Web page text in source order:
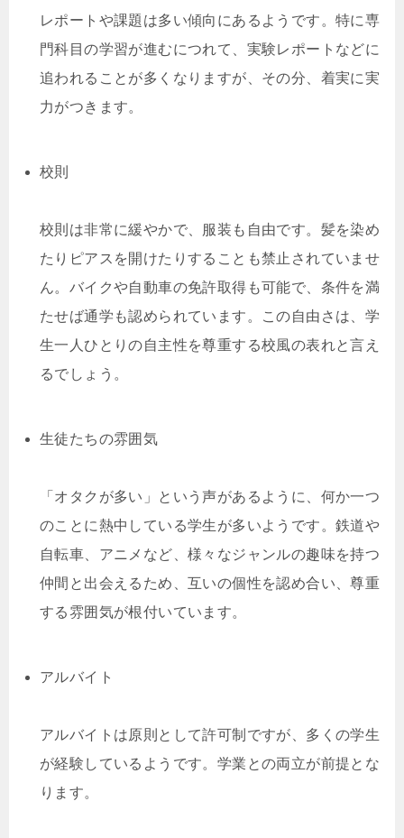
レポートや課題は多い傾向にあるようです。特に専
門科目の学習が進むにつれて、実験レポートなどに
追われることが多くなりますが、その分、着実に実
力がつきます。
校則
校則は非常に緩やかで、服装も自由です。髪を染め
たりピアスを開けたりすることも禁止されていませ
ん。バイクや自動車の免許取得も可能で、条件を満
たせば通学も認められています。この自由さは、学
生一人ひとりの自主性を尊重する校風の表れと言え
るでしょう。
生徒たちの雰囲気
「オタクが多い」という声があるように、何か一つ
のことに熱中している学生が多いようです。鉄道や
自転車、アニメなど、様々なジャンルの趣味を持つ
仲間と出会えるため、互いの個性を認め合い、尊重
する雰囲気が根付いています。
アルバイト
アルバイトは原則として許可制ですが、多くの学生
が経験しているようです。学業との両立が前提とな
ります。